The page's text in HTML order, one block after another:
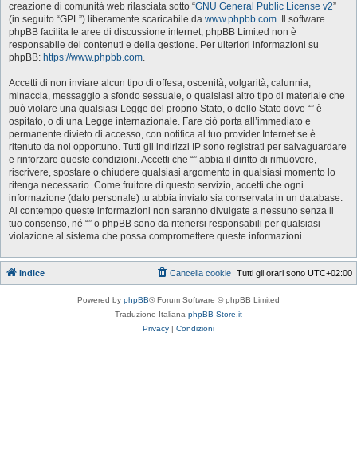
creazione di comunità web rilasciata sotto “GNU General Public License v2”
(in seguito “GPL”) liberamente scaricabile da www.phpbb.com. Il software
phpBB facilita le aree di discussione internet; phpBB Limited non è
responsabile dei contenuti e della gestione. Per ulteriori informazioni su
phpBB: https://www.phpbb.com.
Accetti di non inviare alcun tipo di offesa, oscenità, volgarità, calunnia,
minaccia, messaggio a sfondo sessuale, o qualsiasi altro tipo di materiale che
può violare una qualsiasi Legge del proprio Stato, o dello Stato dove “” è
ospitato, o di una Legge internazionale. Fare ciò porta all’immediato e
permanente divieto di accesso, con notifica al tuo provider Internet se è
ritenuto da noi opportuno. Tutti gli indirizzi IP sono registrati per salvaguardare
e rinforzare queste condizioni. Accetti che “” abbia il diritto di rimuovere,
riscrivere, spostare o chiudere qualsiasi argomento in qualsiasi momento lo
ritenga necessario. Come fruitore di questo servizio, accetti che ogni
informazione (dato personale) tu abbia inviato sia conservata in un database.
Al contempo queste informazioni non saranno divulgate a nessuno senza il
tuo consenso, né “” o phpBB sono da ritenersi responsabili per qualsiasi
violazione al sistema che possa compromettere queste informazioni.
Indice Tutti gli orari sono UTC+02:00
Cancella cookie
Powered by phpBB® Forum Software © phpBB Limited
Traduzione Italiana phpBB-Store.it
Privacy | Condizioni